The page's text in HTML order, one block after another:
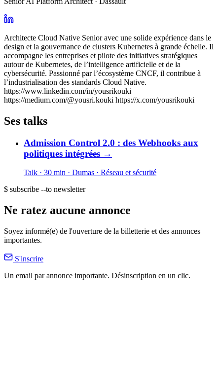
Architecte Cloud Native Senior avec une solide expérience dans le
design et la gouvernance de clusters Kubernetes à grande échelle. Il
accompagne les entreprises et pilote des initiatives stratégiques
autour de Kubernetes, de l’intelligence artificielle et de la
cybersécurité. Passionné par l’écosystème CNCF, il contribue à
l’industrialisation des standards Cloud Native.
https://www.linkedin.com/in/yousrikouki
https://medium.com/@yousri.kouki https://x.com/yousrikouki
Ses talks
Admission Control 2.0 : des Webhooks aux
politiques intégrées →
Talk · 30 min · Dumas · Réseau et sécurité
$ subscribe --to newsletter
Ne ratez aucune annonce
Soyez informé(e) de l'ouverture de la billetterie et des annonces
importantes.
S'inscrire
Un email par annonce importante. Désinscription en un clic.